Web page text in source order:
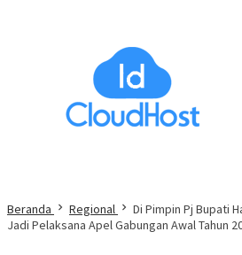
Beranda Regional
Di Pimpin Pj Bupati
Jadi Pelaksana Apel Gabungan Awal Tahun